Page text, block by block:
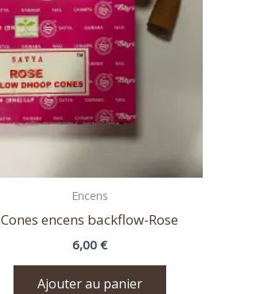
Encens
Cones encens backflow-Rose
6,00 €
Ajouter au panier